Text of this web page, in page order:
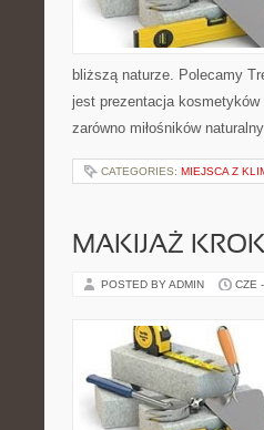
bliższą naturze. Polecamy
jest prezentacja kosmetyków
zarówno miłośników
CATEGORIES: MIEJSCA Z
MAKIJAŻ
POSTED BY ADMIN CZE